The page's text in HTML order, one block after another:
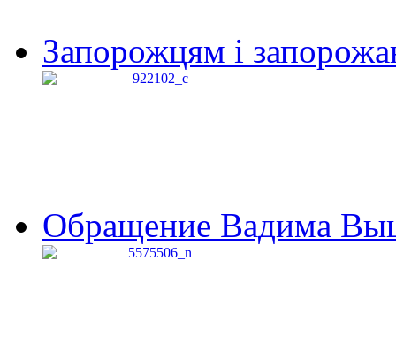
Запорожцям і
Обращение Вадима